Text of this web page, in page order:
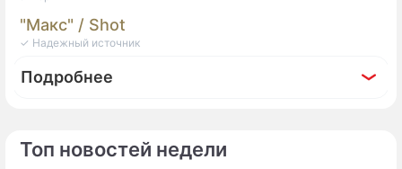
Топ новостей недели
"Макс" / Shot
✓ Надежный источник
Подробнее